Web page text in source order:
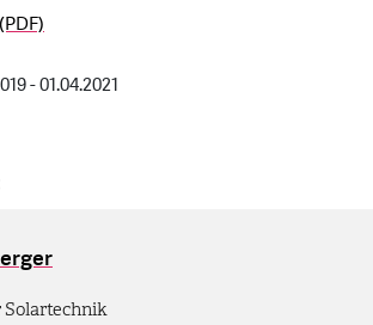
- 01.04.2021